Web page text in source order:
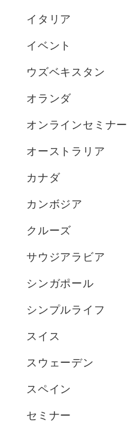
イタリア
イベント
ウズベキスタン
オランダ
オンラインセミナー
オーストラリア
カナダ
カンボジア
クルーズ
サウジアラビア
シンガポール
シンプルライフ
スイス
スウェーデン
スペイン
セミナー